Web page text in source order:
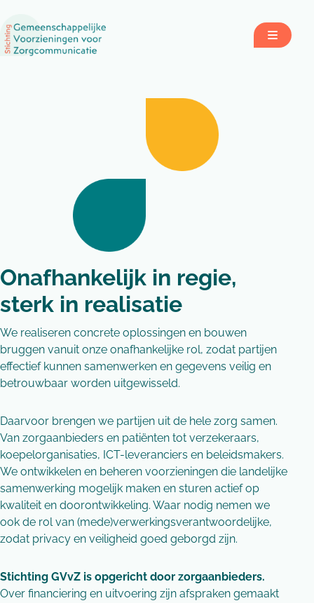
Open
Onafhankelijk in regie,
sterk in realisatie
We realiseren concrete oplossingen en bouwen
bruggen vanuit onze onafhankelijke rol, zodat partijen
effectief kunnen samenwerken en gegevens veilig en
betrouwbaar worden uitgewisseld.
Daarvoor brengen we partijen uit de hele zorg samen.
Van zorgaanbieders en patiënten tot verzekeraars,
koepelorganisaties, ICT-leveranciers en beleidsmakers.
We ontwikkelen en beheren voorzieningen die landelijke
samenwerking mogelijk maken en sturen actief op
kwaliteit en doorontwikkeling. Waar nodig nemen we
ook de rol van (mede)verwerkingsverantwoordelijke,
zodat privacy en veiligheid goed geborgd zijn.
Stichting GVvZ is opgericht door zorgaanbieders.
Over financiering en uitvoering zijn afspraken gemaakt